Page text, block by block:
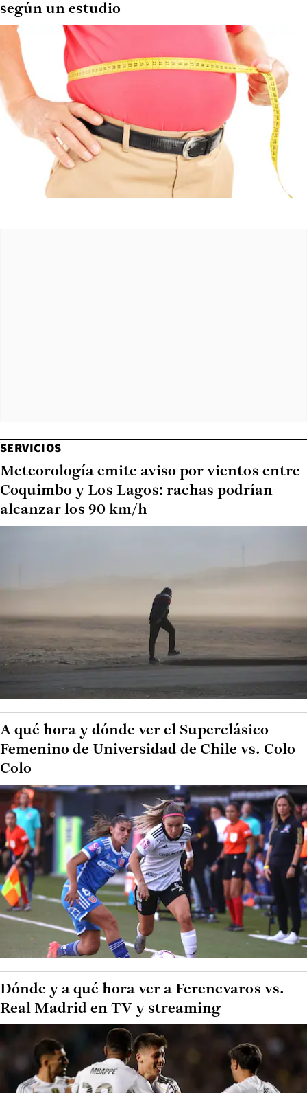
según un estudio
SERVICIOS
Meteorología emite aviso por vientos entre
Coquimbo y Los Lagos: rachas podrían
alcanzar los 90 km/h
A qué hora y dónde ver el Superclásico
Femenino de Universidad de Chile vs. Colo
Colo
Dónde y a qué hora ver a Ferencvaros vs.
Real Madrid en TV y streaming